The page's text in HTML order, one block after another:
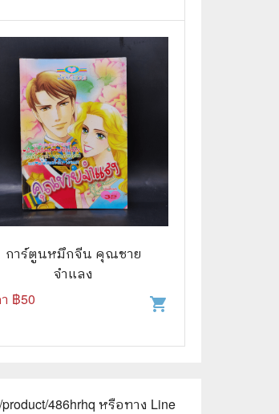
การ์ตูนหมึกจีน คุณชาย
จำแลง
฿50 shopping_cart
486hrhq หรือทาง Line